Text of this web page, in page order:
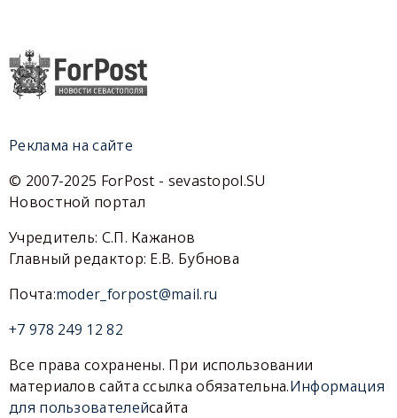
Реклама на сайте
© 2007-2025 ForPost - sevastopol.SU
Новостной портал
Учредитель: С.П. Кажанов
Главный редактор: Е.В. Бубнова
Почта:moder_forpost@mail.ru
+7 978 249 12 82
Все права сохранены. При использовании
материалов сайта ссылка обязательна.Информация
для пользователейсайта